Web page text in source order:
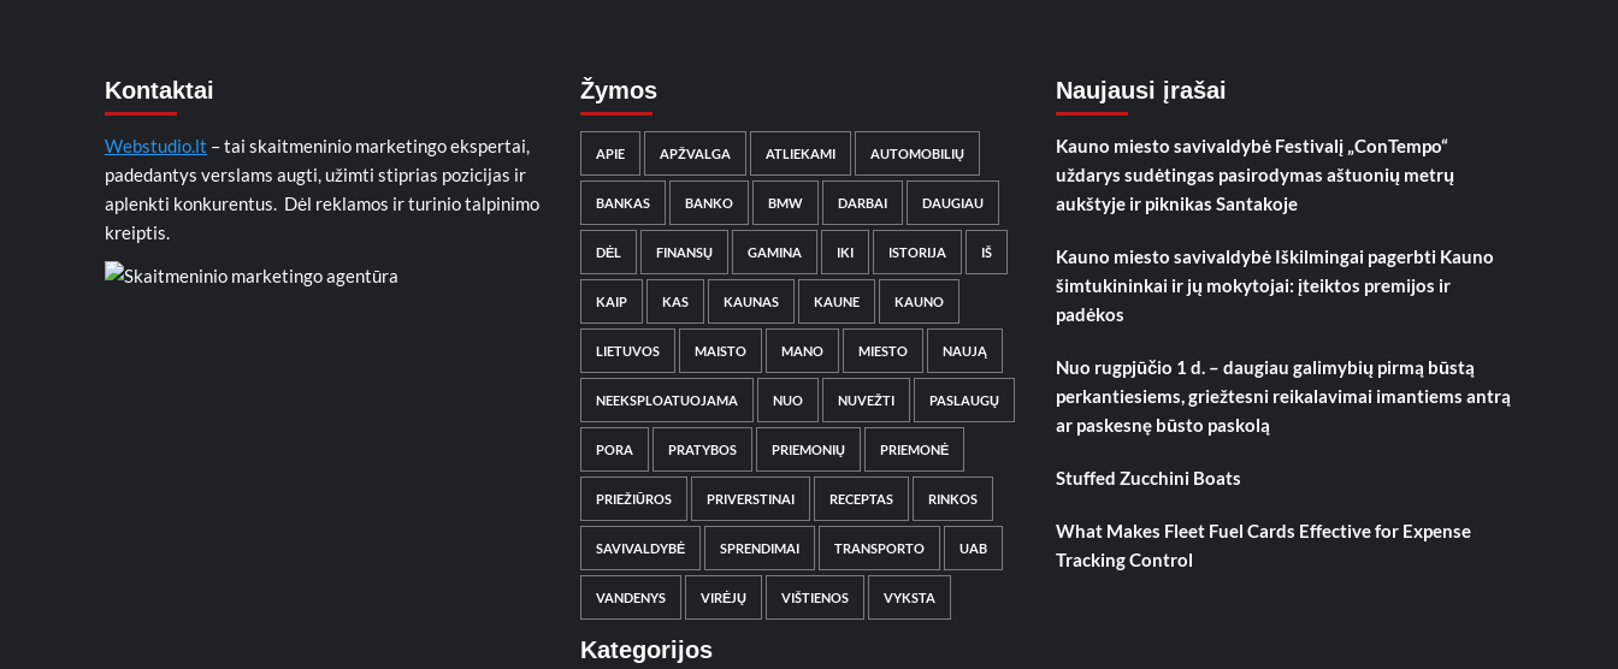
Kontaktai
Webstudio.lt – tai skaitmeninio marketingo ekspertai,
padedantys verslams augti, užimti stiprias pozicijas ir
aplenkti konkurentus. Dėl reklamos ir turinio talpinimo
kreiptis.
Žymos
APIE APŽVALGA ATLIEKAMI AUTOMOBILIŲ
BANKAS BANKO BMW DARBAI DAUGIAU
DĖL FINANSŲ GAMINA IKI ISTORIJA IŠ
KAIP KAS KAUNAS KAUNE KAUNO
LIETUVOS MAISTO MANO MIESTO NAUJĄ
NEEKSPLOATUOJAMA NUO NUVEŽTI PASLAUGŲ
PORA PRATYBOS PRIEMONIŲ PRIEMONĖ
PRIEŽIŪROS PRIVERSTINAI RECEPTAS RINKOS
SAVIVALDYBĖ SPRENDIMAI TRANSPORTO UAB
VANDENYS VIRĖJŲ VIŠTIENOS VYKSTA
Kategorijos
Naujausi įrašai
Kauno miesto savivaldybė Festivalį „ConTempo“
uždarys sudėtingas pasirodymas aštuonių metrų
aukštyje ir piknikas Santakoje
Kauno miesto savivaldybė Iškilmingai pagerbti Kauno
šimtukininkai ir jų mokytojai: įteiktos premijos ir
padėkos
Nuo rugpjūčio 1 d. – daugiau galimybių pirmą būstą
perkantiesiems, griežtesni reikalavimai imantiems antrą
ar paskesnę būsto paskolą
Stuffed Zucchini Boats
What Makes Fleet Fuel Cards Effective for Expense
Tracking Control